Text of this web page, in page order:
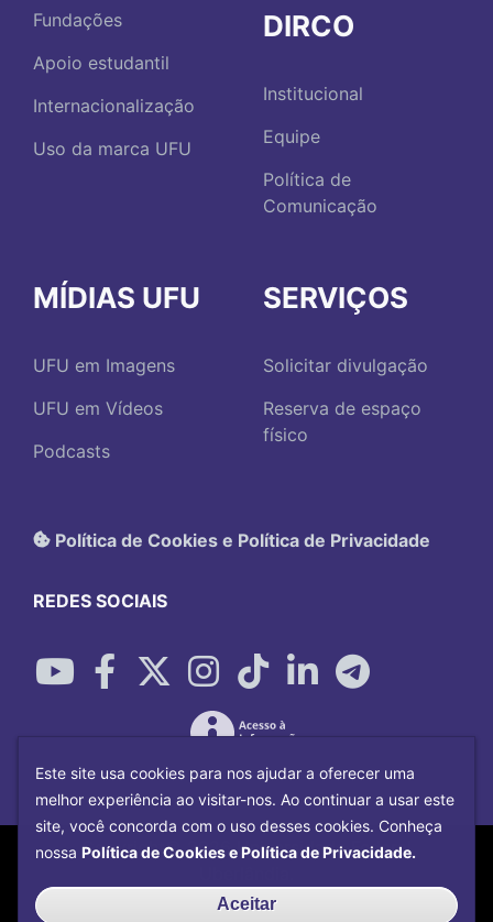
Fundações
Apoio estudantil
Internacionalização
Uso da marca UFU
DIRCO
Institucional
Equipe
Política de
Comunicação
MÍDIAS UFU
UFU em Imagens
UFU em Vídeos
Podcasts
SERVIÇOS
Solicitar divulgação
Reserva de espaço
físico
Política de Cookies e Política de Privacidade
REDES SOCIAIS
Copyright©2026Universidade Federal
Centro de Tecnologia da
Este site usa cookies para nos ajudar a oferecer uma
melhor experiência ao visitar-nos. Ao continuar a usar este
site, você concorda com o uso desses cookies. Conheça
nossa Política de Cookies e Política de Privacidade.
Aceitar